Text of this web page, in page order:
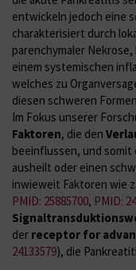
entwickeln jedoch eine
charakterisiert durch
parenchymaler
einem systemischen
welches zu
diesen schweren
Im Fokus unserer
Faktoren, die den
beeinflussen, und
ausheilt oder einen
inwieweit Faktoren wie
PMID: 25885700, PMID:
der receptor for
24133579), die